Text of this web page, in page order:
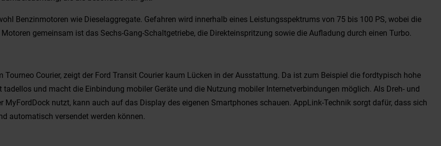
Benzinmotoren wie Dieselaggregate. Gefahren wird innerhalb eines Leistungsspektrums von 75 bis 100 PS, wobei die
gemeinsam ist das Sechs-Gang-Schaltgetriebe, die Direkteinspritzung sowie die Aufladung durch einen Turbo.
Courier, zeigt der Ford Transit Courier kaum Lücken in der Ausstattung. Da ist zum Beispiel die fordtypisch hohe
und macht die Einbindung mobiler Geräte und die Nutzung mobiler Internetverbindungen möglich. Als Dreh- und
nutzt, kann auch auf das Display des eigenen Smartphones schauen. AppLink-Technik sorgt dafür, dass sich
automatisch versendet werden können.